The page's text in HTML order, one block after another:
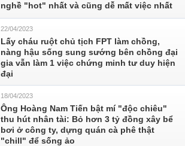
nghề "hot" nhất và cũng dễ mất việc nhất
22/04/2023
Lấy cháu ruột chủ tịch FPT làm chồng,
nàng hậu sống sung sướng bên chồng đại
gia vẫn làm 1 việc chứng minh tư duy hiện
đại
18/04/2023
Ông Hoàng Nam Tiến bật mí "độc chiêu"
thu hút nhân tài: Bỏ hơn 3 tỷ đồng xây bể
bơi ở công ty, dựng quán cà phê thật
"chill" để sống ảo